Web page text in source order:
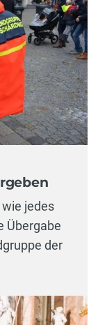
jedes
Übergabe
der